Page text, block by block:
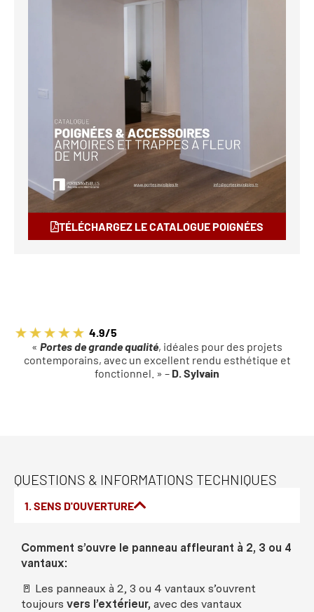
TÉLÉCHARGEZ LE CATALOGUE POIGNÉES
4.9/5
« Portes de grande qualité, idéales pour des projets
contemporains, avec un excellent rendu esthétique et
fonctionnel. » – D. Sylvain
QUESTIONS & INFORMATIONS TECHNIQUES
1. SENS D'OUVERTURE
Comment s’ouvre le panneau affleurant à 2, 3 ou 4
vantaux:
🚪 Les panneaux à 2, 3 ou 4 vantaux s’ouvrent
toujours vers l’extérieur, avec des vantaux